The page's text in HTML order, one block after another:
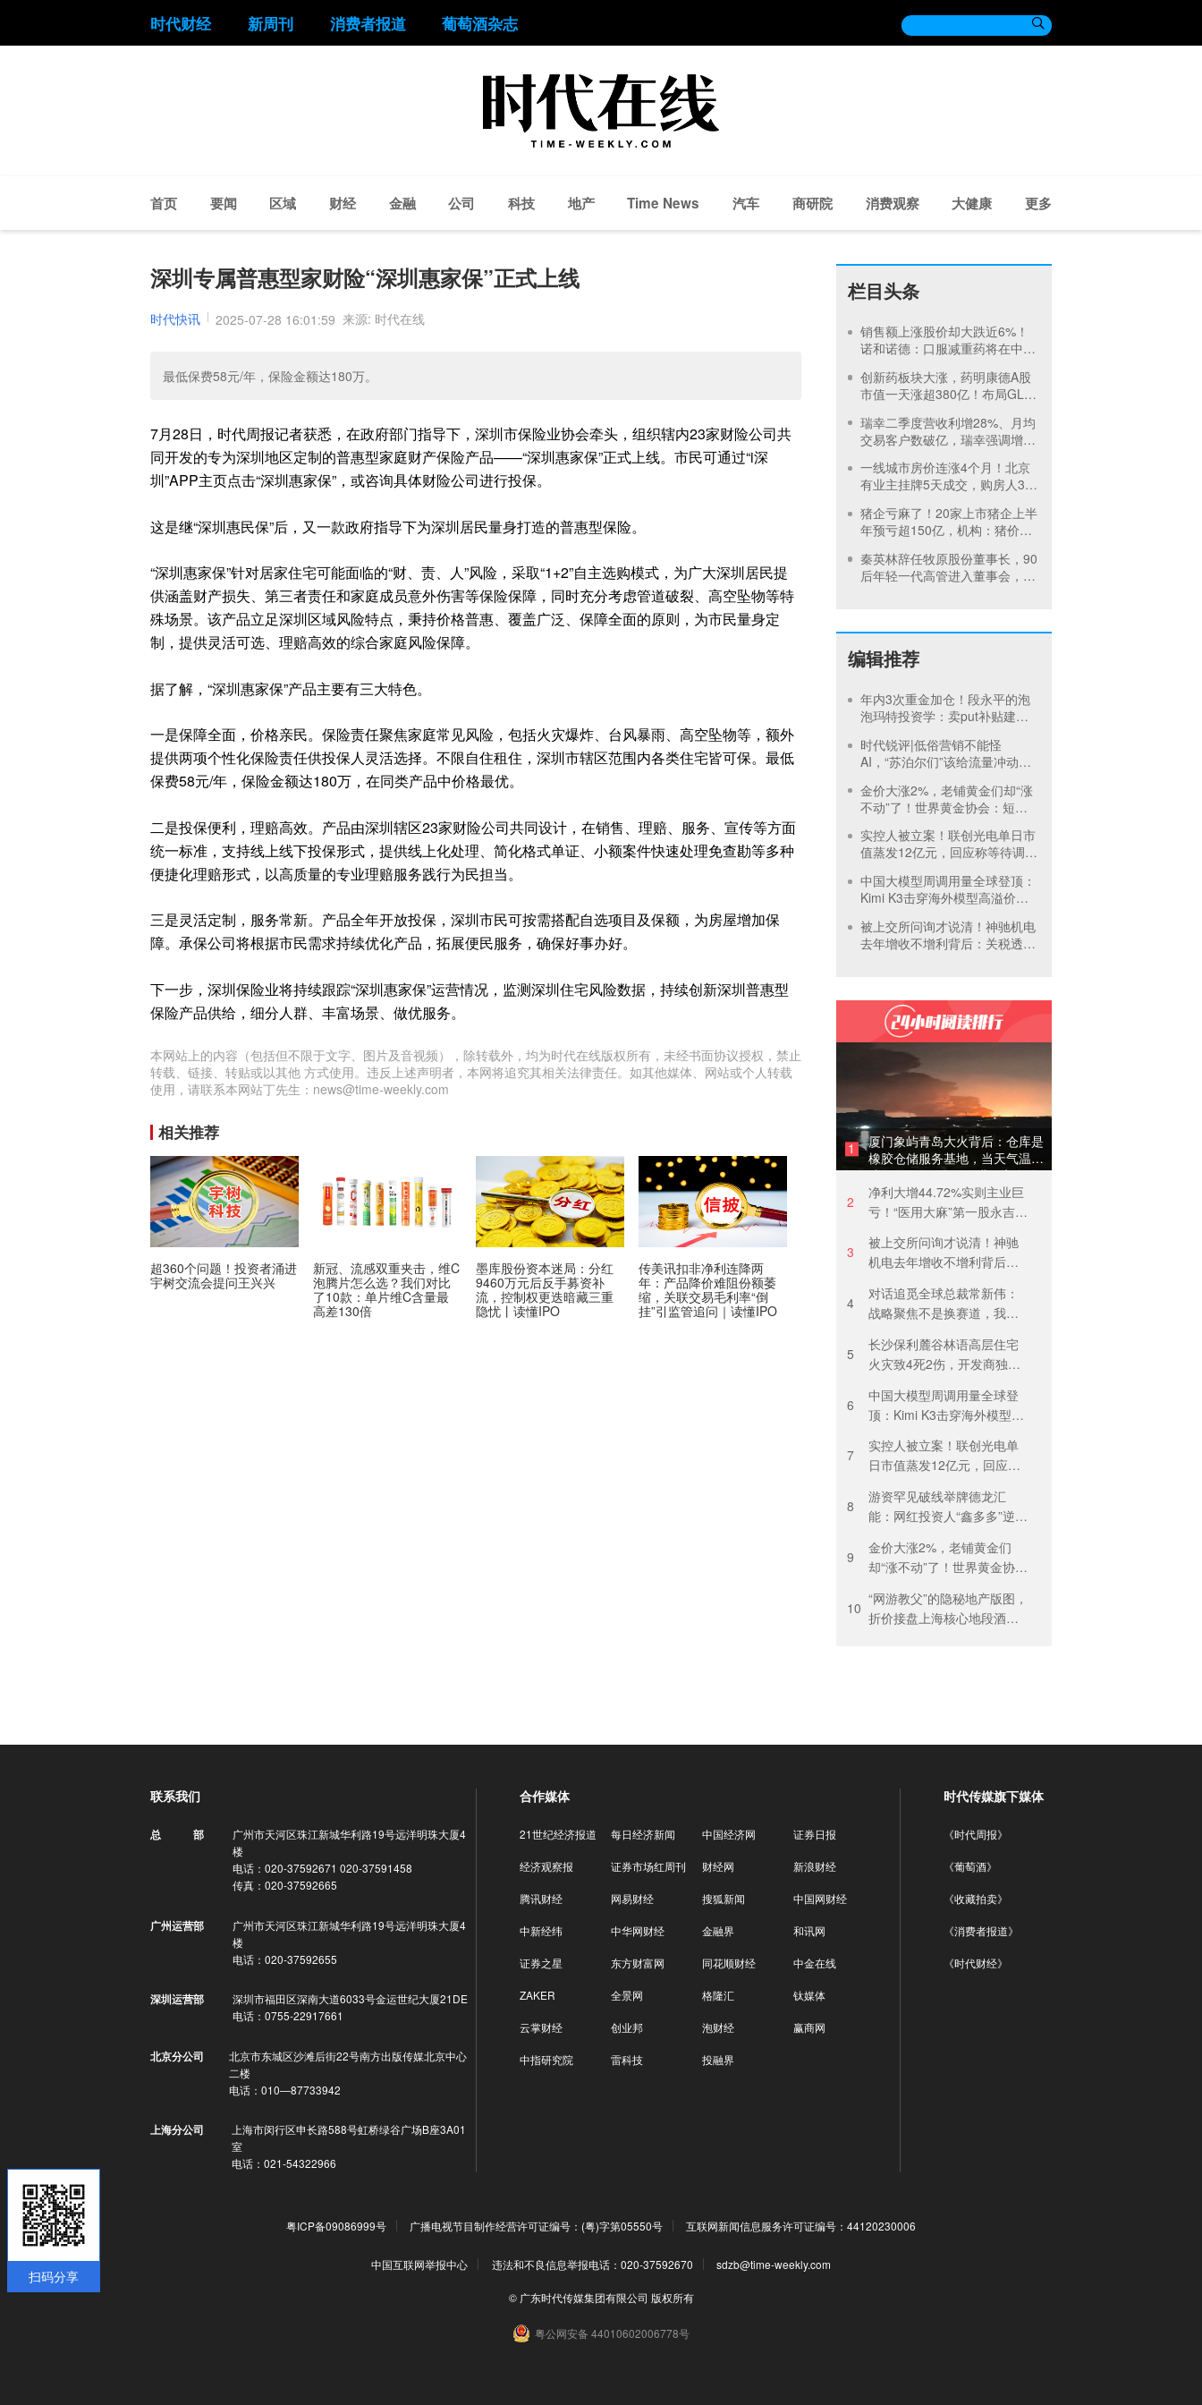
时代财经 新周刊 消费者报道 葡萄酒杂志 
首页 要闻 区域 财经 金融 公司 科技 地产 Time News 汽车 商研院 消费观察 大健康 更多
深圳专属普惠型家财险“深圳惠家保”正式上线
时代快讯 2025-07-28 16:01:59 来源: 时代在线
最低保费58元/年，保险金额达180万。
7月28日，时代周报记者获悉，在政府部门指导下，深圳市保险业协会牵头，组织辖内23家财险公司共
同开发的专为深圳地区定制的普惠型家庭财产保险产品——“深圳惠家保”正式上线。市民可通过“i深
圳”APP主页点击“深圳惠家保”，或咨询具体财险公司进行投保。
这是继“深圳惠民保”后，又一款政府指导下为深圳居民量身打造的普惠型保险。
“深圳惠家保”针对居家住宅可能面临的“财、责、人”风险，采取“1+2”自主选购模式，为广大深圳居民提
供涵盖财产损失、第三者责任和家庭成员意外伤害等保险保障，同时充分考虑管道破裂、高空坠物等特
殊场景。该产品立足深圳区域风险特点，秉持价格普惠、覆盖广泛、保障全面的原则，为市民量身定
制，提供灵活可选、理赔高效的综合家庭风险保障。
据了解，“深圳惠家保”产品主要有三大特色。
一是保障全面，价格亲民。保险责任聚焦家庭常见风险，包括火灾爆炸、台风暴雨、高空坠物等，额外
提供两项个性化保险责任供投保人灵活选择。不限自住租住，深圳市辖区范围内各类住宅皆可保。最低
保费58元/年，保险金额达180万，在同类产品中价格最优。
二是投保便利 ，理赔高效。 产品由深圳辖区23家财险公司共同设计，在销售、理赔、服务、宣传等方面
统一标准，支持线上线下投保形式，提供线上化处理、简化格式单证、小额案件快速处理免查勘等多种
便捷化理赔形式，以高质量的专业理赔服务践行为民担当。
三是灵活定制 ， 服务常新。 产品全年开放投保，深圳市民可按需搭配自选项目及保额，为房屋增加保
障。承保公司将根据市民需求持续优化产品，拓展便民服务，确保好事办好。
下一步，深圳保险业将持续跟踪“深圳惠家保”运营情况，监测深圳住宅风险数据，持续创新深圳普惠型
保险产品供给，细分人群、丰富场景、做优服务。
本网站上的内容（包括但不限于文字、图片及音视频），除转载外，均为时代在线版权所有，未经书面协议授权，禁止
转载、链接、转贴或以其他 方式使用。违反上述声明者，本网将追究其相关法律责任。如其他媒体、网站或个人转载
使用，请联系本网站丁先生：news@time-weekly.com
相关推荐
超360个问题！投资者涌进
宇树交流会提问王兴兴
新冠、流感双重夹击，维C
泡腾片怎么选？我们对比
了10款：单片维C含量最
高差130倍
墨库股份资本迷局：分红
9460万元后反手募资补
流，控制权更迭暗藏三重
隐忧丨读懂IPO
传美讯扣非净利连降两
年：产品降价难阻份额萎
缩，关联交易毛利率“倒
挂”引监管追问｜读懂IPO
扫码分享
栏目头条
销售额上涨股价却大跌近6%！
诺和诺德：口服减重药将在中国
创新药板块大涨，药明康德A股
市值一天涨超380亿！布局GLP-
瑞幸二季度营收利增28%、月均
交易客户数破亿，瑞幸强调增长
一线城市房价连涨4个月！北京
有业主挂牌5天成交，购房人3周
猪企亏麻了！20家上市猪企上半
年预亏超150亿，机构：猪价或
秦英林辞任牧原股份董事长，90
后年轻一代高管进入董事会，公
编辑推荐
年内3次重金加仓！段永平的泡
泡玛特投资学：卖put补贴建
持有
时代锐评|低俗营销不能怪
AI，“苏泊尔们”该给流量冲动踩
金价大涨2%，老铺黄金们却“涨
不动”了！世界黄金协会：短期
实控人被立案！联创光电单日市
值蒸发12亿元，回应称等待调查
中国大模型周调用量全球登顶：
Kimi K3击穿海外模型高溢价壁
被上交所问询才说清！神驰机电
去年增收不增利背后：关税透支
1
厦门象屿青岛大火背后：仓库是
橡胶仓储服务基地，当天气温未
达预警，集团5月刚进行安全管
理培训
2
净利大增44.72%实则主业巨
亏！“医用大麻”第一股永吉股
收益“保盈”
3
被上交所问询才说清！神驰
机电去年增收不增利背后：
减
4
对话追觅全球总裁常新伟：
战略聚焦不是换赛道，我们
5
长沙保利麓谷林语高层住宅
火灾致4死2伤，开发商独家
6
中国大模型周调用量全球登
顶：Kimi K3击穿海外模型高
价格战
7
实控人被立案！联创光电单
日市值蒸发12亿元，回应称
8
游资罕见破线举牌德龙汇
能：网红投资人“鑫多多”逆势
叙事
9
金价大涨2%，老铺黄金们
却“涨不动”了！世界黄金协
回暖
10
“网游教父”的隐秘地产版图，
折价接盘上海核心地段酒
联系我们
总 部
广州市天河区珠江新城华利路19号远洋明珠大厦4
楼
电话：020-37592671 020-37591458
传真：020-37592665
广州运营部
广州市天河区珠江新城华利路19号远洋明珠大厦4
楼
电话：020-37592655
深圳运营部
深圳市福田区深南大道6033号金运世纪大厦21DE
电话：0755-22917661
北京分公司
北京市东城区沙滩后街22号南方出版传媒北京中心
二楼
电话：010—87733942
上海分公司
上海市闵行区申长路588号虹桥绿谷广场B座3A01
室
电话：021-54322966
合作媒体
21世纪经济报道 每日经济新闻 中国经济网 证券日报
经济观察报 证券市场红周刊 财经网 新浪财经
腾讯财经 网易财经 搜狐新闻 中国网财经
中新经纬 中华网财经 金融界 和讯网
证券之星 东方财富网 同花顺财经 中金在线
ZAKER 全景网 格隆汇 钛媒体
云掌财经 创业邦 泡财经 赢商网
中指研究院 雷科技 投融界
时代传媒旗下媒体
《时代周报》
《葡萄酒》
《收藏拍卖》
《消费者报道》
《时代财经》
粤ICP备09086999号 广播电视节目制作经营许可证编号：(粤)字第05550号 互联网新闻信息服务许可证编号：44120230006
中国互联网举报中心 违法和不良信息举报电话：020-37592670 sdzb@time-weekly.com
© 广东时代传媒集团有限公司 版权所有
粤公网安备 44010602006778号